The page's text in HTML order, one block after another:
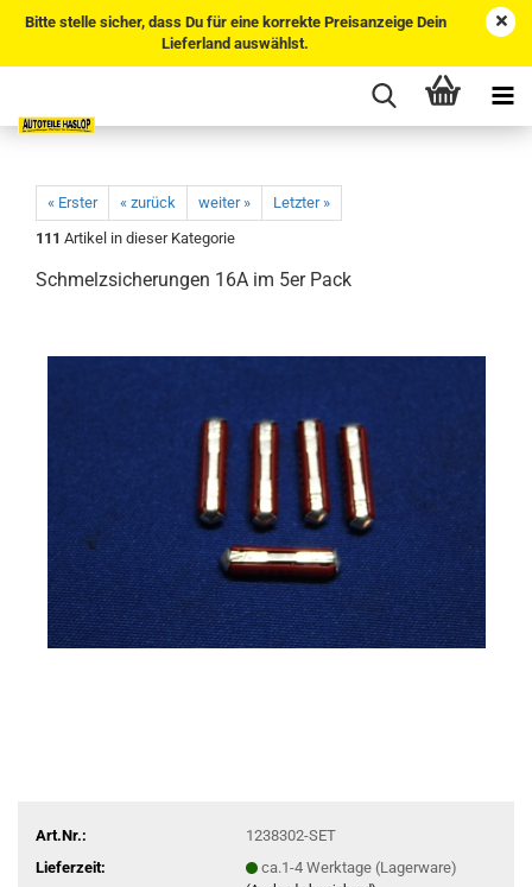
Bitte stelle sicher, dass Du für eine korrekte Preisanzeige Dein
Lieferland auswählst.
« Erster « zurück weiter »
Letzter »
111 Artikel in dieser Kategorie
Schmelzsicherungen 16A im 5er Pack
Art.Nr.:
1238302-SET
Lieferzeit:
ca.1-4 Werktage (Lagerware)